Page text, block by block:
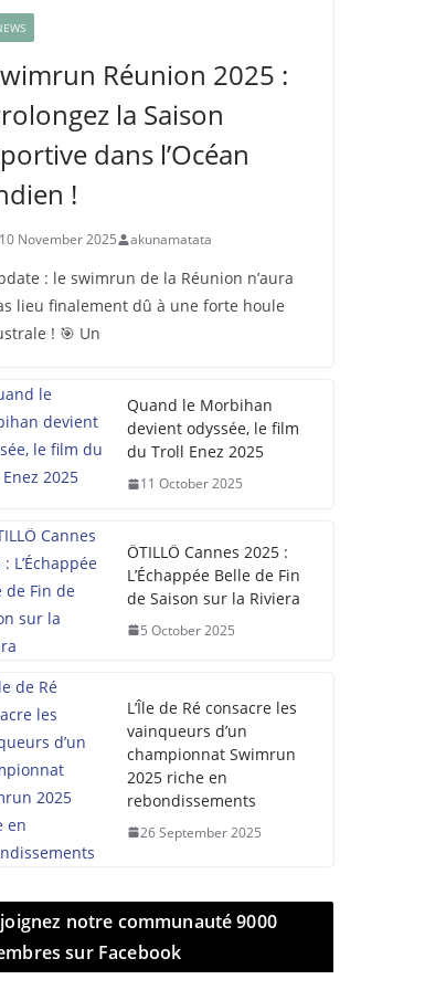
Réunion 2025 :
la Saison
dans l’Océan
!
10 November 2025 akunamatata
: le swimrun de la Réunion n’aura
lieu finalement dû à une forte houle
! 🎯 Un
Quand le Morbihan
devient odyssée, le film
du Troll Enez 2025
11 October 2025
ÖTILLÖ Cannes 2025 :
L’Échappée Belle de Fin
de Saison sur la Riviera
5 October 2025
L’Île de Ré consacre les
vainqueurs d’un
championnat Swimrun
2025 riche en
rebondissements
26 September 2025
notre communauté 9000
sur Facebook